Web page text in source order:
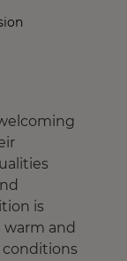
is
and